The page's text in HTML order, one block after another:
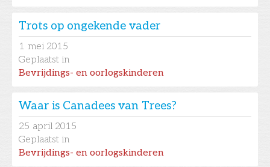
Trots op ongekende vader
1 mei 2015
Geplaatst in
Bevrijdings- en oorlogskinderen
Waar is Canadees van Trees?
25 april 2015
Geplaatst in
Bevrijdings- en oorlogskinderen